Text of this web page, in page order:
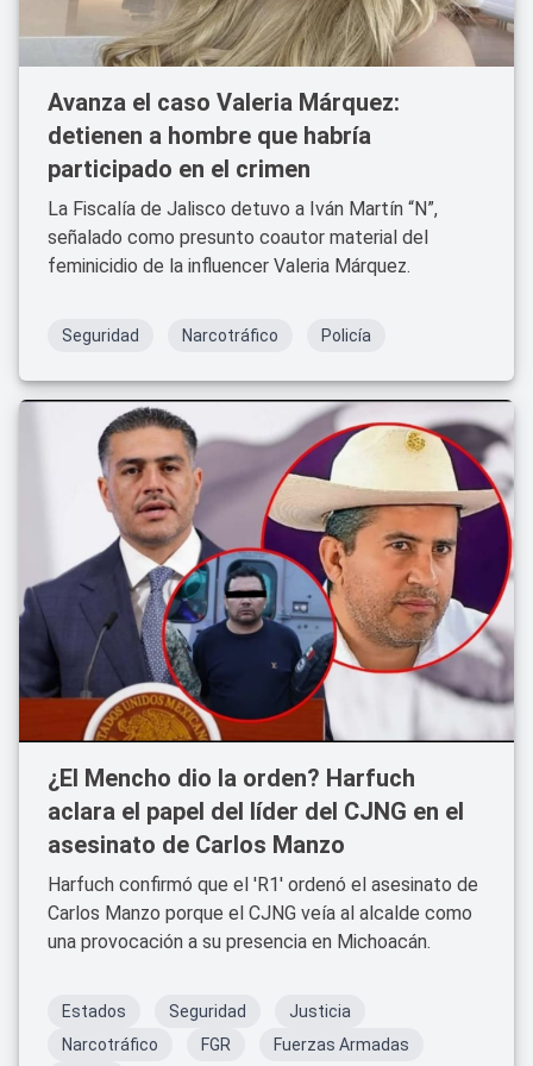
Avanza el caso Valeria Márquez:
detienen a hombre que habría
participado en el crimen
La Fiscalía de Jalisco detuvo a Iván Martín “N”,
señalado como presunto coautor material del
feminicidio de la influencer Valeria Márquez.
Seguridad Narcotráfico Policía
¿El Mencho dio la orden? Harfuch
aclara el papel del líder del CJNG en el
asesinato de Carlos Manzo
Harfuch confirmó que el 'R1' ordenó el asesinato de
Carlos Manzo porque el CJNG veía al alcalde como
una provocación a su presencia en Michoacán.
Estados Seguridad
Justicia
Narcotráfico
FGR
Fuerzas Armadas